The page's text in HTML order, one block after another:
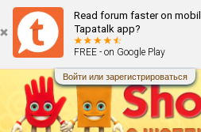
Read forum faster on
Tapatalk app?
FREE - on Google Play
Войти или зарегистрироваться